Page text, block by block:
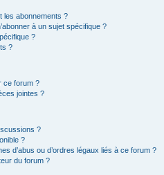
les abonnements ?
à un sujet spécifique ?
?
?
ce forum ?
jointes ?
?
?
d’abus ou d’ordres légaux liés à ce forum ?
du forum ?